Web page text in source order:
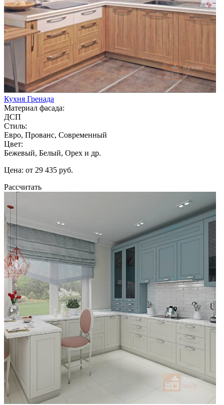
Кухня Гренада
Материал фасада:
ДСП
Стиль:
Евро, Прованс, Современный
Цвет:
Бежевый, Белый, Орех и др.
Цена: от 29 435 руб.
Рассчитать